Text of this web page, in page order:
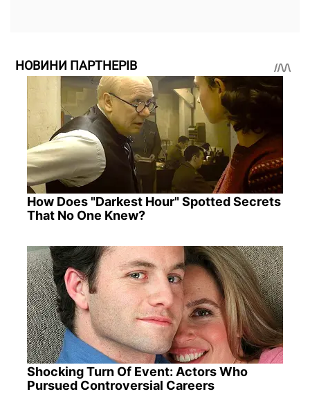
НОВИНИ ПАРТНЕРІВ
How Does "Darkest Hour" Spotted Secrets
That No One Knew?
Shocking Turn Of Event: Actors Who
Pursued Controversial Careers